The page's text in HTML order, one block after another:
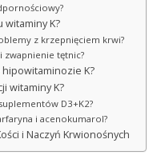
K?
z krzepnięciem krwi?
zwapnienie tętnic?
K?
witaminy K?
D3+K2?
i acenokumarol?
i Naczyń Krwionośnych